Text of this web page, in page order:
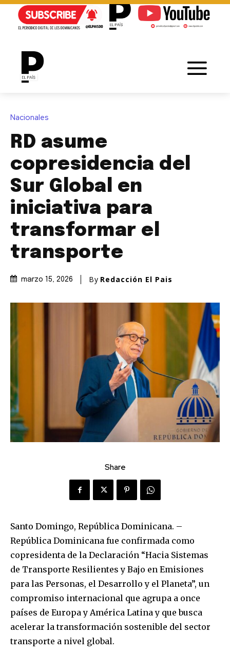
Nacionales
RD asume
copresidencia del
Sur Global en
iniciativa para
transformar el
transporte
marzo 15, 2026 By Redacción El Pais
Share
Santo Domingo, República Dominicana. –
República Dominicana fue confirmada como
copresidenta de la Declaración “Hacia Sistemas
de Transporte Resilientes y Bajo en Emisiones
para las Personas, el Desarrollo y el Planeta”, un
compromiso internacional que agrupa a once
países de Europa y América Latina y que busca
acelerar la transformación sostenible del sector
transporte a nivel global.